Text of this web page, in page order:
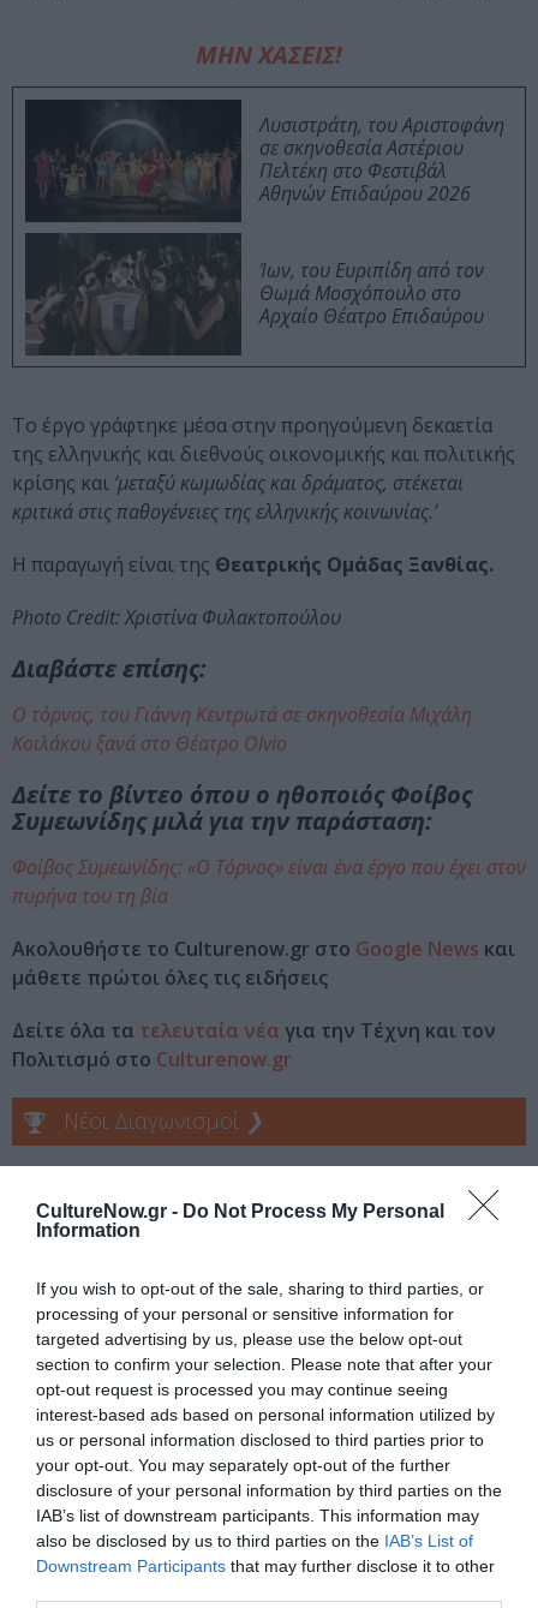
CultureNow.gr - Do Not Process My Personal
Information
If you wish to opt-out of the sale, sharing to third parties, or
processing of your personal or sensitive information for
targeted advertising by us, please use the below opt-out
section to confirm your selection. Please note that after your
opt-out request is processed you may continue seeing
interest-based ads based on personal information utilized by
us or personal information disclosed to third parties prior to
your opt-out. You may separately opt-out of the further
disclosure of your personal information by third parties on the
IAB’s list of downstream participants. This information may
also be disclosed by us to third parties on the IAB’s List of
Downstream Participants that may further disclose it to other
ΜΗΝ ΧΑΣΕΙΣ!
Λυσιστράτη, του Αριστοφάνη
σε σκηνοθεσία Αστέριου
Πελτέκη στο Φεστιβάλ
Αθηνών Επιδαύρου 2026
Ίων, του Ευριπίδη από τον
Θωμά Μοσχόπουλο στο
Αρχαίο Θέατρο Επιδαύρου
Το έργο γράφτηκε μέσα στην προηγούμενη δεκαετία
της ελληνικής και διεθνούς οικονομικής και πολιτικής
κρίσης και ‘μεταξύ κωμωδίας και δράματος, στέκεται
κριτικά στις παθογένειες της ελληνικής κοινωνίας.’
Η παραγωγή είναι της Θεατρικής Ομάδας Ξανθίας.
Photo Credit: Χριστίνα Φυλακτοπούλου
Διαβάστε επίσης:
Ο τόρνος, του Γιάννη Κεντρωτά σε σκηνοθεσία Μιχάλη
Κοιλάκου ξανά στο Θέατρο Olvio
Δείτε το βίντεο όπου ο ηθοποιός Φοίβος
Συμεωνίδης μιλά για την παράσταση:
Φοίβος Συμεωνίδης: «Ο Τόρνος» είναι ένα έργο που έχει στον
πυρήνα του τη βία
Ακολουθήστε το Culturenow.gr στο Google News και
μάθετε πρώτοι όλες τις ειδήσεις
Δείτε όλα τα τελευταία νέα για την Τέχνη και τον
Πολιτισμό στο Culturenow.gr
Νέοι Διαγωνισμοί ❯
ΕΛΛΗΝΙΚΟ ΕΡΓΟ
ΚΩΜΩΔΙΑ
ΜΑΥΡΗ ΚΩΜΩΔΙΑ
Newsletter
Κάθε βδομάδα στο e-mail σας τα τελευταία νέα για
την Τέχνη και τον Πολιτισμό!